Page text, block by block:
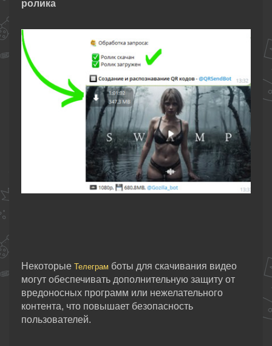
ролика
Некоторые Телеграм боты для скачивания видео
могут обеспечивать дополнительную защиту от
вредоносных программ или нежелательного
контента, что повышает безопасность
пользователей.